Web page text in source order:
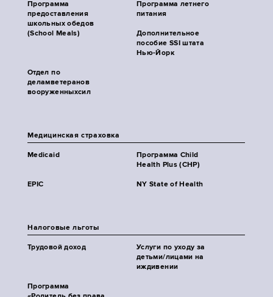
Программа
предоставления
школьных обедов
(School Meals)
Программа летнего
питания
Дополнительное
пособие SSI штата
Нью-Йорк
Отдел по
деламветеранов
вооруженныхсил
Медицинская страховка
Medicaid
Программа Child
Health Plus (CHP)
EPIC NY State of Health
Налоговые льготы
Трудовой доход
Услуги по уходу за
детьми/лицами на
иждивении
Программа